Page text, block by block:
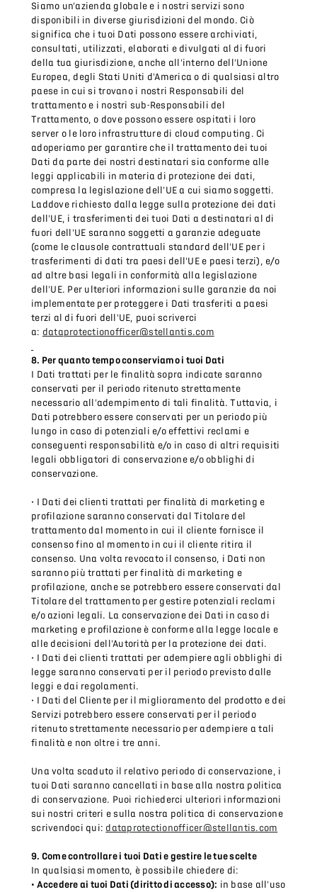
Siamo un'azienda globale e i nostri servizi sono
disponibili in diverse giurisdizioni del mondo. Ciò
significa che i tuoi Dati possono essere archiviati,
consultati, utilizzati, elaborati e divulgati al di fuori
della tua giurisdizione, anche all'interno dell'Unione
Europea, degli Stati Uniti d'America o di qualsiasi altro
paese in cui si trovano i nostri Responsabili del
trattamento e i nostri sub-Responsabili del
Trattamento, o dove possono essere ospitati i loro
server o le loro infrastrutture di cloud computing. Ci
adoperiamo per garantire che il trattamento dei tuoi
Dati da parte dei nostri destinatari sia conforme alle
leggi applicabili in materia di protezione dei dati,
compresa la legislazione dell'UE a cui siamo soggetti.
Laddove richiesto dalla legge sulla protezione dei dati
dell'UE, i trasferimenti dei tuoi Dati a destinatari al di
fuori dell'UE saranno soggetti a garanzie adeguate
(come le clausole contrattuali standard dell'UE per i
trasferimenti di dati tra paesi dell'UE e paesi terzi), e/o
ad altre basi legali in conformità alla legislazione
dell'UE. Per ulteriori informazioni sulle garanzie da noi
implementate per proteggere i Dati trasferiti a paesi
terzi al di fuori dell'UE, puoi scriverci
a: dataprotectionofficer@stellantis.com
8. Per quanto tempo conserviamo i tuoi Dati
I Dati trattati per le finalità sopra indicate saranno
conservati per il periodo ritenuto strettamente
necessario all'adempimento di tali finalità. Tuttavia, i
Dati potrebbero essere conservati per un periodo più
lungo in caso di potenziali e/o effettivi reclami e
conseguenti responsabilità e/o in caso di altri requisiti
legali obbligatori di conservazione e/o obblighi di
conservazione.
• I Dati dei clienti trattati per finalità di marketing e
profilazione saranno conservati dal Titolare del
trattamento dal momento in cui il cliente fornisce il
consenso fino al momento in cui il cliente ritira il
consenso. Una volta revocato il consenso, i Dati non
saranno più trattati per finalità di marketing e
profilazione, anche se potrebbero essere conservati dal
Titolare del trattamento per gestire potenziali reclami
e/o azioni legali. La conservazione dei Dati in caso di
marketing e profilazione è conforme alla legge locale e
alle decisioni dell'Autorità per la protezione dei dati.
• I Dati dei clienti trattati per adempiere agli obblighi di
legge saranno conservati per il periodo previsto dalle
leggi e dai regolamenti.
• I Dati del Cliente per il miglioramento del prodotto e dei
Servizi potrebbero essere conservati per il periodo
ritenuto strettamente necessario per adempiere a tali
finalità e non oltre i tre anni.
Una volta scaduto il relativo periodo di conservazione, i
tuoi Dati saranno cancellati in base alla nostra politica
di conservazione. Puoi richiederci ulteriori informazioni
sui nostri criteri e sulla nostra politica di conservazione
scrivendoci qui: dataprotectionofficer@stellantis.com
9. Come controllare i tuoi Dati e gestire le tue scelte
In qualsiasi momento, è possibile chiedere di:
• Accedere ai tuoi Dati (diritto di accesso): in base all'uso